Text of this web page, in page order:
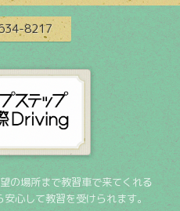
8217
の場所まで教習車で来てくれる
心して教習を受けられます。